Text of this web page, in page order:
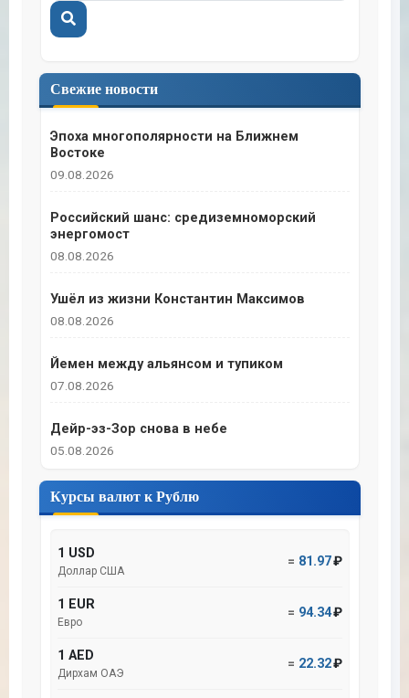
Поиск
Свежие новости
Эпоха многополярности на Ближнем
Востоке
09.08.2026
Российский шанс: средиземноморский
энергомост
08.08.2026
Ушёл из жизни Константин Максимов
08.08.2026
Йемен между альянсом и тупиком
07.08.2026
Дейр-эз-Зор снова в небе
05.08.2026
Курсы валют к Рублю
1 USD
Доллар США
= 81.97₽
1 EUR
Евро
= 94.34₽
1 AED
Дирхам ОАЭ
= 22.32₽